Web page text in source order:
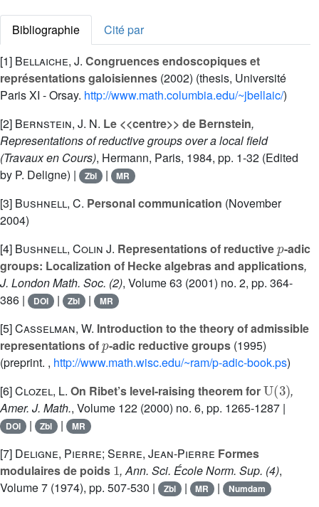
Bibliographie
Cité par
[1] Bellaiche, J. Congruences endoscopiques et
représentations galoisiennes (2002) (thesis, Université
Paris XI - Orsay. http://www.math.columbia.edu/~jbellaic/)
[2] Bernstein, J. N. Le <<centre>> de Bernstein,
Representations of reductive groups over a local field
(Travaux en Cours), Hermann, Paris, 1984, pp. 1-32 (Edited
by P. Deligne) |
Zbl | MR
[3] Bushnell, C. Personal communication (November
2004)
[4] Bushnell, Colin J. Representations of reductive -adic
groups: Localization of Hecke algebras and applications,
J. London Math. Soc. (2), Volume 63 (2001) no. 2, pp. 364-
386 |
DOI | Zbl | MR
[5]Casselman, W. Introduction to the theory of admissible
representations of
p
-adic reductive groups(1995)
(preprint. , http://www.math.wisc.edu/~ram/p-adic-book.ps)
[6]Clozel, L. On Ribet’s level-raising theorem for
( )
,
Amer. J. Math., Volume 122 (2000) no. 6, pp. 1265-1287 |
DOI | Zbl | MR
[7] Deligne, Pierre; Serre, Jean-Pierre Formes
modulaires de poids
1
, Ann. Sci. École Norm. Sup. (4),
Volume 7 (1974), pp. 507-530 | Zbl | MR | Numdam